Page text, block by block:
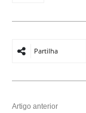
Partilha
Artigo anterior